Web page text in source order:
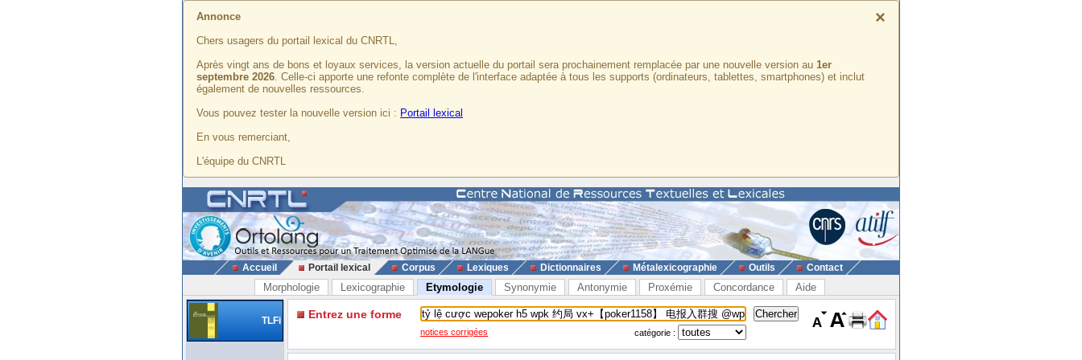
×
Annonce
Chers usagers du portail lexical du CNRTL,
Après vingt ans de bons et loyaux services, la version actuelle du portail sera prochainement remplacée par une nouvelle version au 1er
septembre 2026. Celle-ci apporte une refonte complète de l'interface adaptée à tous les supports (ordinateurs, tablettes, smartphones) et inclut
également de nouvelles ressources.
Vous pouvez tester la nouvelle version ici : Portail lexical
En vous remerciant,
L'équipe du CNRTL
Accueil Portail lexical Corpus Lexiques Dictionnaires Métalexicographie Outils Contact
Morphologie Lexicographie Etymologie Synonymie Antonymie Proxémie Concordance Aide
TLFi Entrez une forme
notices corrigées catégorie :